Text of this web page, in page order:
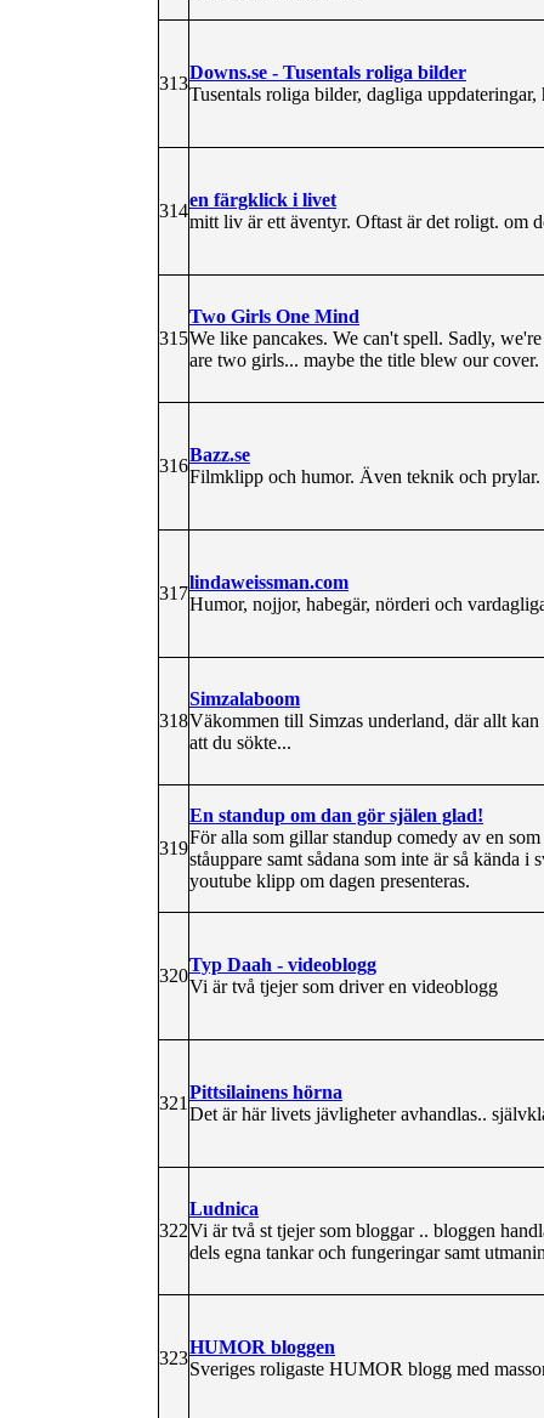
313
Downs.se - Tusentals roliga bilder
Tusentals roliga bilder, dagliga
314
en färgklick i livet
mitt liv är ett äventyr. Oftast är det roligt. om
315
Two Girls One Mind
We like pancakes. We can't spell. Sadly,
are two girls... maybe the title blew our
316
Bazz.se
Filmklipp och humor. Även teknik och
317
lindaweissman.com
Humor, nojjor, habegär, nörderi och
318
Simzalaboom
Väkommen till Simzas underland, där allt
att du sökte...
319
En standup om dan gör själen glad!
För alla som gillar standup comedy av en
ståuppare samt sådana som inte är så kända
youtube klipp om dagen presenteras.
320
Typ Daah - videoblogg
Vi är två tjejer som driver en videoblogg
321
Pittsilainens hörna
Det är här livets jävligheter avhandlas..
322
Ludnica
Vi är två st tjejer som bloggar .. bloggen
dels egna tankar och fungeringar samt
323
HUMOR bloggen
Sveriges roligaste HUMOR blogg med